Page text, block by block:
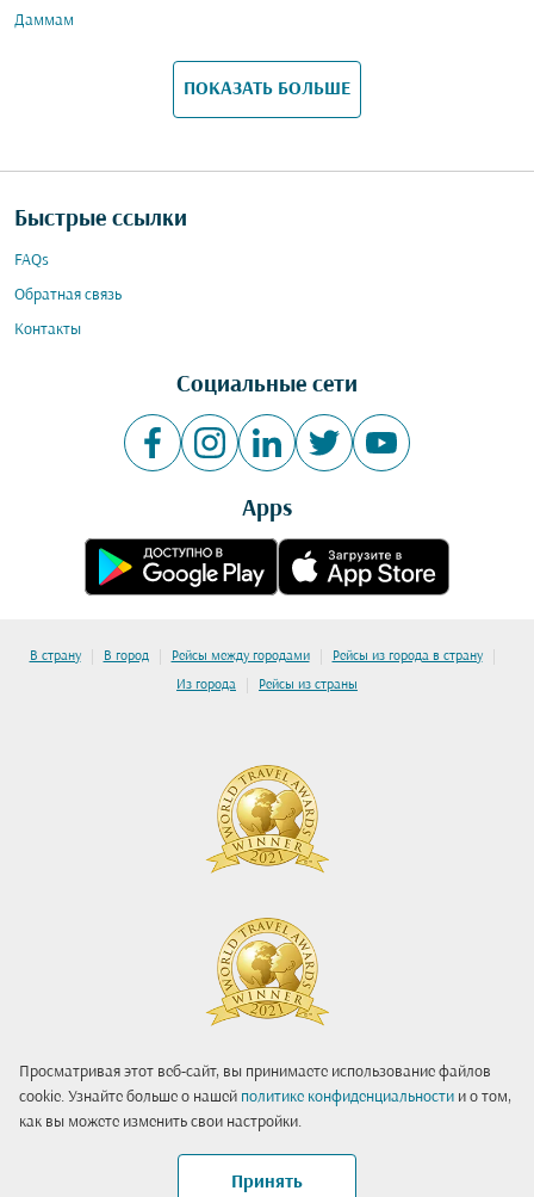
Просматривая этот веб-сайт, вы принимаете использование файлов
cookie. Узнайте больше о нашей политике конфиденциальности и о том,
как вы можете изменить свои настройки.
Принять
Даммам
ПОКАЗАТЬ БОЛЬШЕ
Быстрые ссылки
FAQs
Обратная связь
Контакты
Социальные сети
Apps
В страну | В город | Рейсы между городами | Рейсы из города в страну |
Из города | Рейсы из страны